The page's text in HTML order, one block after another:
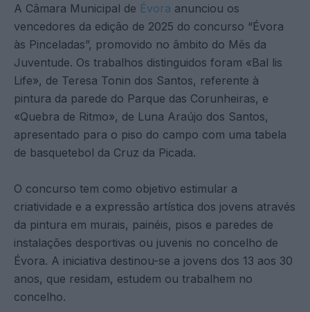
A Câmara Municipal de Évora anunciou os
vencedores da edição de 2025 do concurso “Évora
às Pinceladas”, promovido no âmbito do Mês da
Juventude. Os trabalhos distinguidos foram «Bal lis
Life», de Teresa Tonin dos Santos, referente à
pintura da parede do Parque das Corunheiras, e
«Quebra de Ritmo», de Luna Araújo dos Santos,
apresentado para o piso do campo com uma tabela
de basquetebol da Cruz da Picada.
O concurso tem como objetivo estimular a
criatividade e a expressão artística dos jovens através
da pintura em murais, painéis, pisos e paredes de
instalações desportivas ou juvenis no concelho de
Évora. A iniciativa destinou-se a jovens dos 13 aos 30
anos, que residam, estudem ou trabalhem no
concelho.